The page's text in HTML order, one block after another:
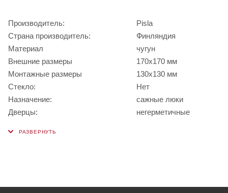
Производитель:
Pisla
Страна производитель:
Финляндия
Материал
чугун
Внешние размеры
170x170 мм
Монтажные размеры
130x130 мм
Стекло:
Нет
Назначение:
сажные люки
Дверцы:
негерметичные